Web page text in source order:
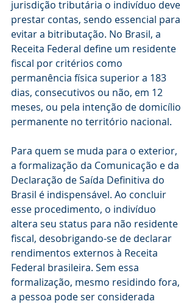
jurisdição tributária o indivíduo deve
prestar contas, sendo essencial para
evitar a bitributação. No Brasil, a
Receita Federal define um residente
fiscal por critérios como
permanência física superior a 183
dias, consecutivos ou não, em 12
meses, ou pela intenção de domicílio
permanente no território nacional.
Para quem se muda para o exterior,
a formalização da Comunicação e da
Declaração de Saída Definitiva do
Brasil é indispensável. Ao concluir
esse procedimento, o indivíduo
altera seu status para não residente
fiscal, desobrigando-se de declarar
rendimentos externos à Receita
Federal brasileira. Sem essa
formalização, mesmo residindo fora,
a pessoa pode ser considerada